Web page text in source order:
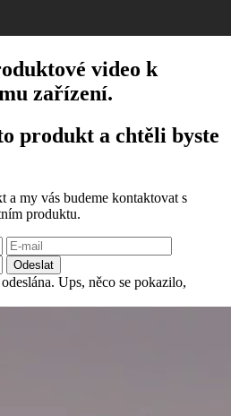
video k
zařízení.
produkt a chtěli byste
a my vás budeme kontaktovat s
produktu.
Odeslat
Ups, něco se pokazilo,